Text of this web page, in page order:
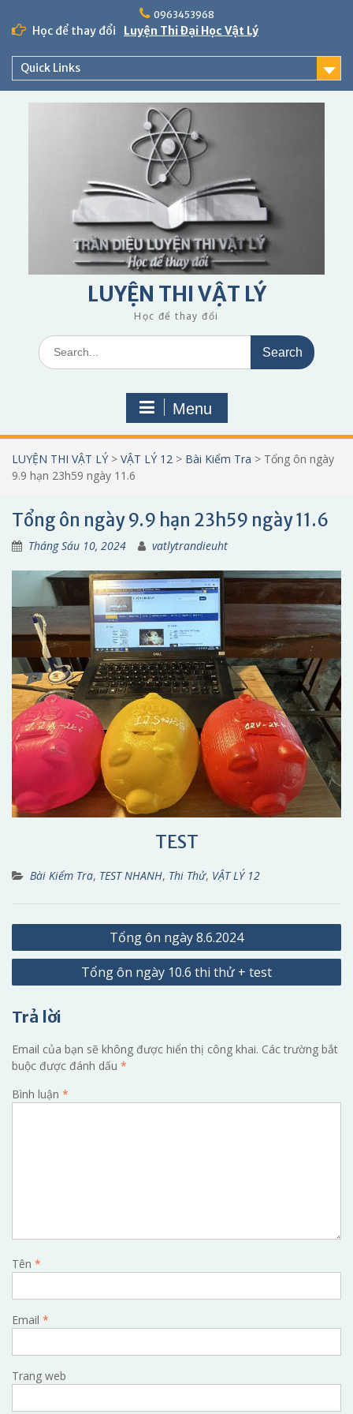
content
0963453968
Học để thay đổi Luyện Thi Đại Học Vật Lý
Quick Links
LUYỆN THI VẬT LÝ
Học để thay đổi
Search
for:
Menu
LUYỆN THI VẬT LÝ > VẬT LÝ 12 > Bài Kiểm Tra > Tổng ôn ngày
9.9 hạn 23h59 ngày 11.6
Tổng ôn ngày 9.9 hạn 23h59 ngày 11.6
Tháng Sáu 10, 2024 vatlytrandieuht
TEST
Bài Kiểm Tra, TEST NHANH, Thi Thử, VẬT LÝ 12
Điều
hướng
Tổng ôn ngày 8.6.2024
Tổng ôn ngày 10.6 thi thử + test
Trả lời
Email của bạn sẽ không được hiển thị công khai. Các trường bắt
buộc được đánh dấu *
Bình luận *
Tên *
Email *
Trang web